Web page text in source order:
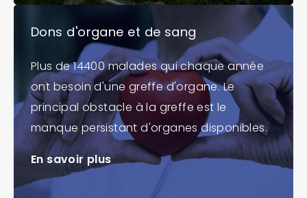
Dons d'organe et de sang
Plus de 14400 malades qui chaque année
ont besoin d'une greffe d'organe. Le
principal obstacle à la greffe est le
manque persistant d'organes disponibles.
En savoir plus